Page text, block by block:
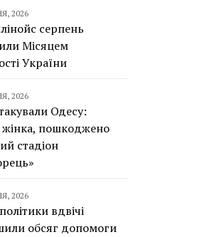
2026
серпень
Місяцем
України
2026
Одесу:
жінка, пошкоджено
стадіон
2026
вдвічі
обсяг допомоги